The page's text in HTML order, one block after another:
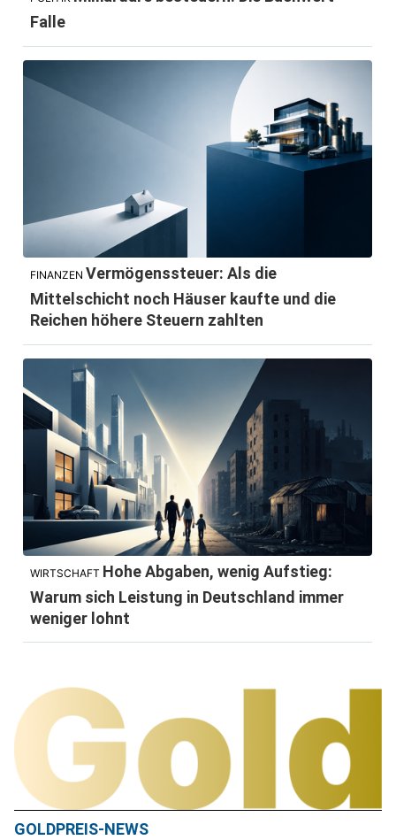
Falle
FINANZEN Vermögenssteuer: Als die
Mittelschicht noch Häuser kaufte und die
Reichen höhere Steuern zahlten
WIRTSCHAFT Hohe Abgaben, wenig Aufstieg:
Warum sich Leistung in Deutschland immer
weniger lohnt
GOLDPREIS-NEWS